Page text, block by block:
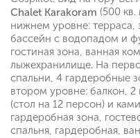
Chalet Karakoram (500
нижнем уровне: терраса,
бассейн с водопадом и
гостиная зона, ванная
лыжехранилище. На
спальни, 4 гардеробные
втором уровне: балкон,
(стол на 12 персон) и
гардеробная зона,
спальня, гардеробная,